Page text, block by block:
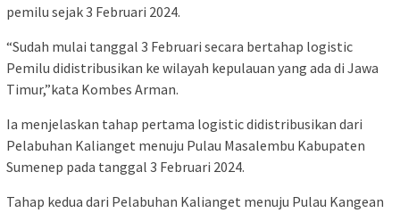
pemilu sejak 3 Februari 2024.
“Sudah mulai tanggal 3 Februari secara bertahap logistic
Pemilu didistribusikan ke wilayah kepulauan yang ada di Jawa
Timur,”kata Kombes Arman.
Ia menjelaskan tahap pertama logistic didistribusikan dari
Pelabuhan Kalianget menuju Pulau Masalembu Kabupaten
Sumenep pada tanggal 3 Februari 2024.
Tahap kedua dari Pelabuhan Kalianget menuju Pulau Kangean